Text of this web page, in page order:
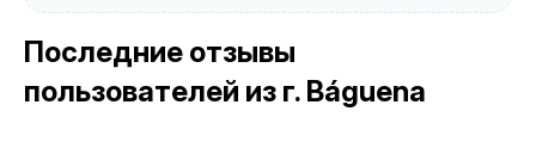
Последние отзывы
пользователей из г. Báguena